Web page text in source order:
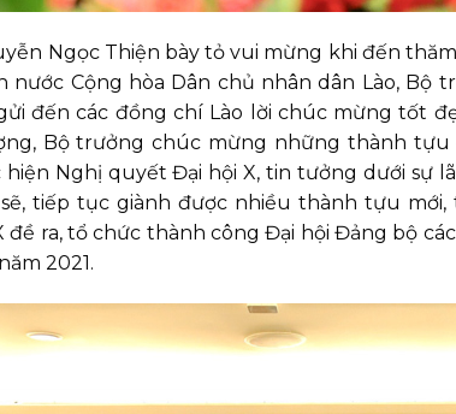
Ngọc Thiện bày tỏ vui mừng khi đến
nước Cộng hòa Dân chủ nhân dân Lào, Bộ
đến các đồng chí Lào lời chúc mừng tốt
Bộ trưởng chúc mừng những thành tựu
Nghị quyết Đại hội X, tin tưởng dưới sự
tiếp tục giành được nhiều thành tựu
ra, tổ chức thành công Đại hội Đảng bộ
2021.